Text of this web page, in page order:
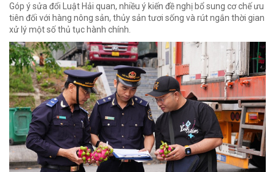
Góp ý sửa đổi Luật Hải quan, nhiều ý kiến đề nghị bổ sung cơ chế ưu
tiên đối với hàng nông sản, thủy sản tươi sống và rút ngắn thời gian
xử lý một số thủ tục hành chính.